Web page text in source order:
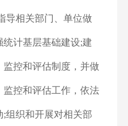
导相关部门、单位做
计基层基础建设;建
控和评估制度，并做
控和评估工作，依法
组织和开展对相关部